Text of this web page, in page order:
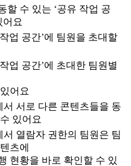
할 수 있는 ‘공유 작업 공
어요
업 공간’에 팀원을 초대할
업 공간’에 초대한 팀원별
어요
서 서로 다른 콘텐츠들을 동
있어요
서 열람자 권한의 팀원은 팀
츠에
현황을 바로 확인할 수 있